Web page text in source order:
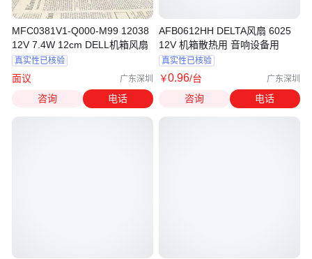
MFC0381V1-Q000-M99 12038
12V 7.4W 12cm DELL机箱风扇
真实性已核验
面议 广东深圳
咨询 电话
AFB0612HH DELTA风扇 6025
12V 机箱散热用 音响设备用
真实性已核验
￥0.96/台 广东深圳
咨询 电话